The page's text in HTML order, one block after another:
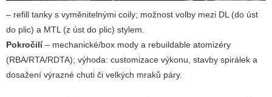
– refill tanky s vyměnitelnými coily; možnost volby mezi DL (do úst
do plic) a MTL (z úst do plic) stylem.
Pokročilí– mechanické/box mody a rebuildable atomizéry
(RBA/RTA/RDTA); výhoda: customizace výkonu, stavby spirálek a
dosažení výrazné chuti či velkých mraků páry.